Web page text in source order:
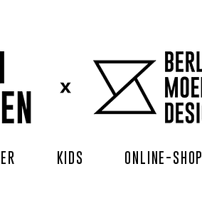
KIDS ONLINE-SHOP